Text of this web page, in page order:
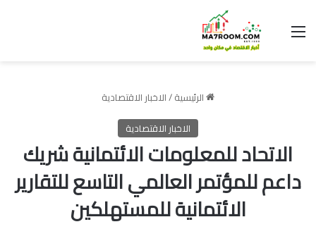
القائمة
الرئيسية/الاخبار الاقتصادية
الاخبار الاقتصادية
الاتحاد للمعلومات الائتمانية شريك
داعم للمؤتمر العالمي التاسع للتقارير
الائتمانية للمستهلكين